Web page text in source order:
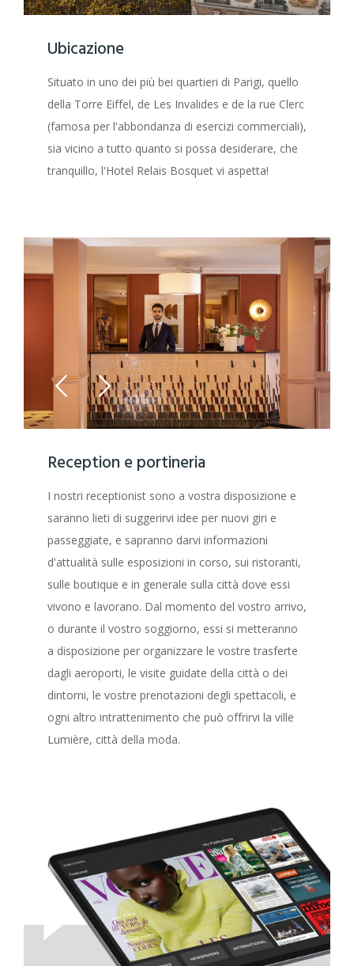
Ubicazione
Situato in uno dei più bei quartieri di Parigi, quello
della Torre Eiffel, de Les Invalides e de la rue Clerc
(famosa per l'abbondanza di esercizi commerciali),
sia vicino a tutto quanto si possa desiderare, che
tranquillo, l'Hotel Relais Bosquet vi aspetta!
Reception e portineria
I nostri receptionist sono a vostra disposizione e
saranno lieti di suggerirvi idee per nuovi giri e
passeggiate, e sapranno darvi informazioni
d'attualità sulle esposizioni in corso, sui ristoranti,
sulle boutique e in generale sulla città dove essi
vivono e lavorano. Dal momento del vostro arrivo,
o durante il vostro soggiorno, essi si metteranno
a disposizione per organizzare le vostre trasferte
dagli aeroporti, le visite guidate della città o dei
dintorni, le vostre prenotazioni degli spettacoli, e
ogni altro intrattenimento che può offrirvi la ville
Lumière, città della moda.